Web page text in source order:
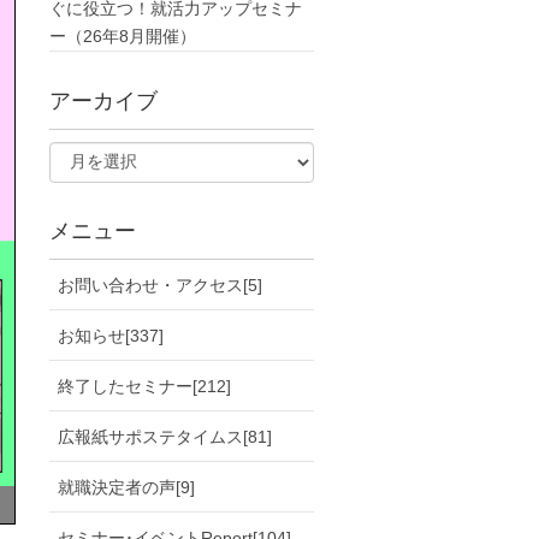
ぐに役立つ！就活力アップセミナ
ー（26年8月開催）
アーカイブ
メニュー
お問い合わせ・アクセス[5]
お知らせ[337]
終了したセミナー[212]
広報紙サポステタイムス[81]
就職決定者の声[9]